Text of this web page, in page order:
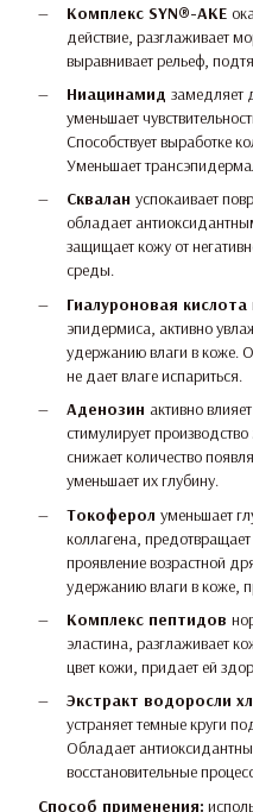
Комплекс SYN®-AKE
действие, разглаживает
выравнивает рельеф,
Ниацинамид замедляет
уменьшает
Способствует выработке
Уменьшает
Сквалан успокаивает
обладает
защищает кожу от
среды.
Гиалуроновая кислота
эпидермиса, активно
удержанию влаги в коже.
не дает влаге испариться.
Аденозин активно
стимулирует
снижает количество
уменьшает их глубину.
Токоферол уменьшает
коллагена,
проявление возрастной
удержанию влаги в коже,
Комплекс пептидов
эластина, разглаживает
цвет кожи, придает ей
Экстракт водоросли
устраняет темные круги
Обладает
восстановительные
Способ применения: